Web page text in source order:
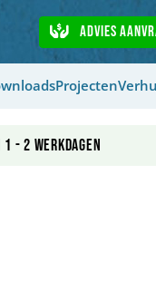
Advies
Projecten
- 2 werkdagen